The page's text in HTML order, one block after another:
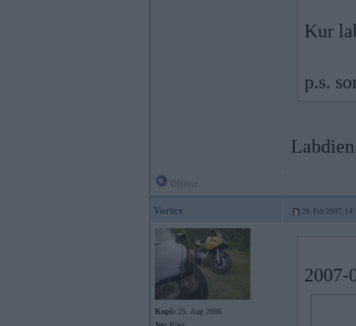
Kur
p.s.
Vortex 28. Feb 2007,
Kopš: 25. Aug 2006
2007-